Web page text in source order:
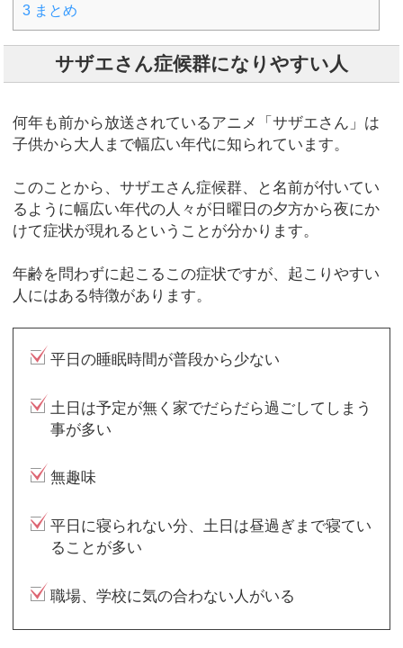
3 まとめ
サザエさん症候群になりやすい人
何年も前から放送されているアニメ「サザエさん」は
子供から大人まで幅広い年代に知られています。
このことから、サザエさん症候群、と名前が付いてい
るように幅広い年代の人々が日曜日の夕方から夜にか
けて症状が現れるということが分かります。
年齢を問わずに起こるこの症状ですが、起こりやすい
人にはある特徴があります。
平日の睡眠時間が普段から少ない
土日は予定が無く家でだらだら過ごしてしまう
事が多い
無趣味
平日に寝られない分、土日は昼過ぎまで寝てい
ることが多い
職場、学校に気の合わない人がいる